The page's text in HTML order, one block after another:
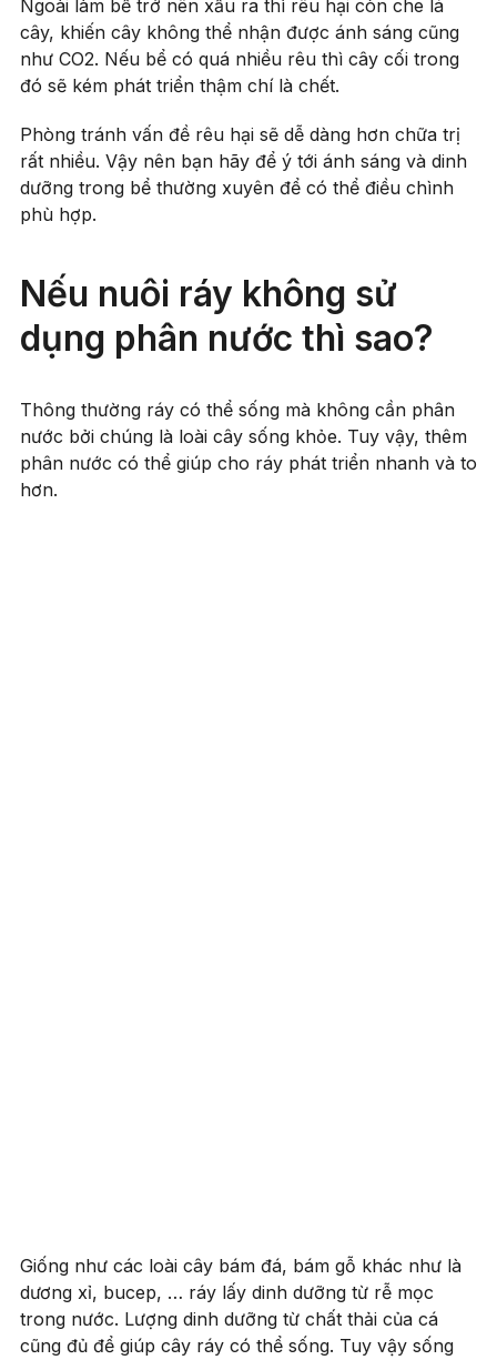
Ngoài làm bể trở nên xấu ra thì rêu hại còn che lá
cây, khiến cây không thể nhận được ánh sáng cũng
như CO2. Nếu bể có quá nhiều rêu thì cây cối trong
đó sẽ kém phát triển thậm chí là chết.
Phòng tránh vấn đề rêu hại sẽ dễ dàng hơn chữa trị
rất nhiều. Vậy nên bạn hãy để ý tới ánh sáng và dinh
dưỡng trong bể thường xuyên để có thể điều chình
phù hợp.
Nếu nuôi ráy không sử
dụng phân nước thì sao?
Thông thường ráy có thể sống mà không cần phân
nước bởi chúng là loài cây sống khỏe. Tuy vậy, thêm
phân nước có thể giúp cho ráy phát triển nhanh và to
hơn.
Giống như các loài cây bám đá, bám gỗ khác như là
dương xỉ, bucep, … ráy lấy dinh dưỡng từ rễ mọc
trong nước. Lượng dinh dưỡng từ chất thải của cá
cũng đủ để giúp cây ráy có thể sống. Tuy vậy sống